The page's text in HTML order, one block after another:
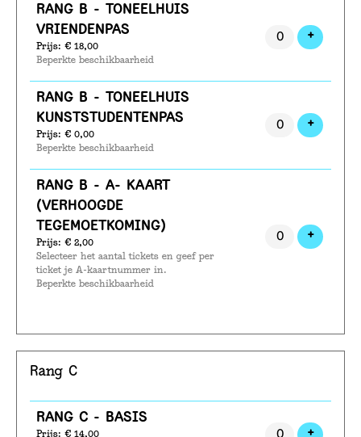
RANG B - TONEELHUIS
VRIENDENPAS
Prijs: € 18,00
Beperkte beschikbaarheid
+VOEG
RANG B - TONEELHUIS
KUNSTSTUDENTENPAS
Prijs: € 0,00
Beperkte beschikbaarheid
+VOEG
RANG B - A- KAART
(VERHOOGDE
TEGEMOETKOMING)
Prijs: € 2,00
Selecteer het aantal tickets en geef per
ticket je A-kaartnummer in.
Beperkte beschikbaarheid
+VOEG
Rang C
Aantal
RANG C - BASIS
Prijs: € 14,00
+VOEG